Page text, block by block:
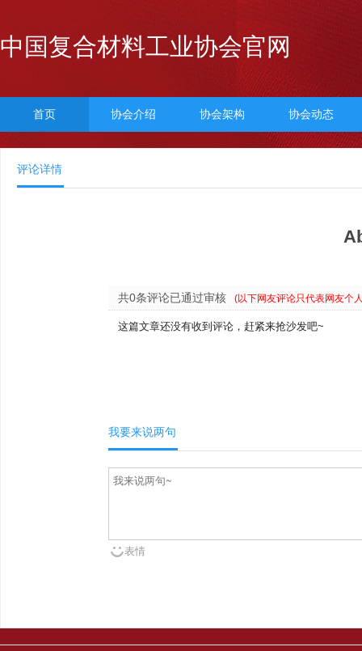
中国复合材料工业协会官网
首页 协会介绍 协会架构 协会动态
评论详情
共0条评论已通过审核 (以下网友评论只代表网友个
这篇文章还没有收到评论，赶紧来抢沙发吧~
我要来说两句
表情